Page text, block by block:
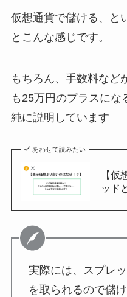
仮想通貨で儲ける、と
とこんな感じです。
もちろん、手数料など
も25万円のプラスに
純に説明しています
あわせて読みたい
【仮
ッド
実際には、スプレ
を取られるので儲